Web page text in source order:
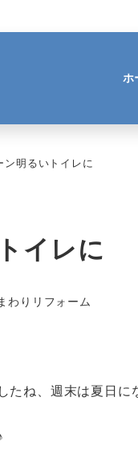
ホ
ン明るいトイレに
イレに
ー
わりリフォーム
たね、週末は夏日に